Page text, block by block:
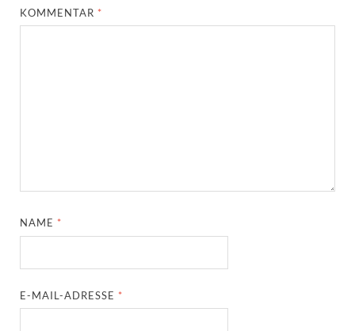
KOMMENTAR *
NAME *
E-MAIL-ADRESSE *